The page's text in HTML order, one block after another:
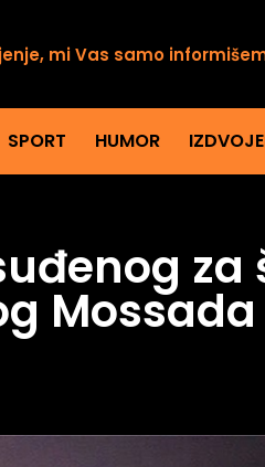
mi Vas samo
SPORT HUMOR
za
Mossada